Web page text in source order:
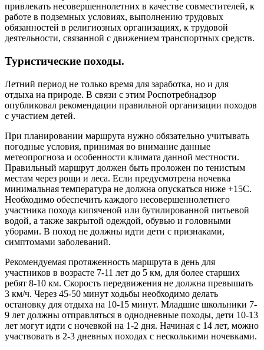
привлекать несовершеннолетних в качестве совместителей, к
работе в подземных условиях, выполнению трудовых
обязанностей в религиозных организациях, к трудовой
деятельности, связанной с движением транспортных средств.
Туристические походы.
Летний период не только время для заработка, но и для
отдыха на природе. В связи с этим Роспотребнадзор
опубликовал рекомендации правильной организации походов
с участием детей.
При планировании маршрута нужно обязательно учитывать
погодные условия, принимая во внимание данные
метеопрогноза и особенности климата данной местности.
Правильный маршрут должен быть проложен по тенистым
местам через рощи и леса. Если предусмотрена ночевка
минимальная температура не должна опускаться ниже +15С.
Необходимо обеспечить каждого несовершеннолетнего
участника похода кипяченой или бутилированной питьевой
водой, а также закрытой одеждой, обувью и головными
уборами. В поход не должны идти дети с признаками,
симптомами заболеваний.
Рекомендуемая протяженность маршрута в день для
участников в возрасте 7-11 лет до 5 км, для более старших
ребят 8-10 км. Скорость передвижения не должна превышать
3 км/ч. Через 45-50 минут ходьбы необходимо делать
остановку для отдыха на 10-15 минут. Младшие школьники 7-
9 лет должны отправляться в однодневные походы, дети 10-13
лет могут идти с ночевкой на 1-2 дня. Начиная с 14 лет, можно
участвовать в 2-3 дневных походах с несколькими ночевками.